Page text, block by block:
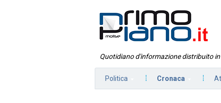
Quotidiano d'informazione distribuito
Politica Cronaca